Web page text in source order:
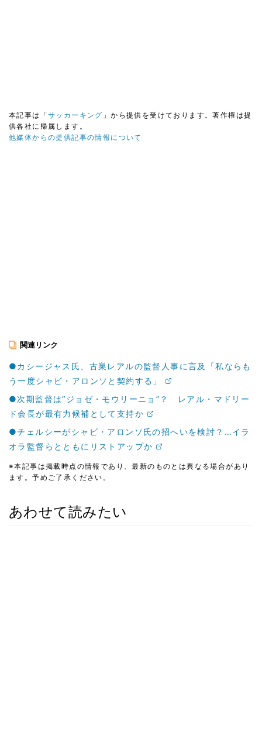
本記事は「サッカーキング 」から提供を受けております。著作権は提
供各社に帰属します。
他媒体からの提供記事の情報について
関連リンク
●カシージャス氏、古巣レアルの監督人事に言及「私ならも
う一度シャビ・アロンソと契約する」
●次期監督は“ジョゼ・モウリーニョ”？ レアル・マドリー
ド会長が最有力候補として支持か
●チェルシーがシャビ・アロンソ氏の招へいを検討？…イラ
オラ監督らとともにリストアップか
※本記事は掲載時点の情報であり、最新のものとは異なる場合があり
ます。予めご了承ください。
あわせて読みたい